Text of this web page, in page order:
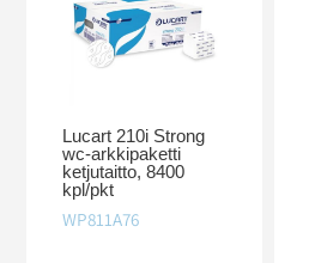
Lucart 210i Strong
wc-arkkipaketti
ketjutaitto, 8400
kpl/pkt
WP811A76